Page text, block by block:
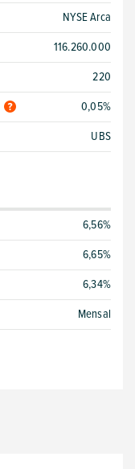
NYSE Arca
116.260.000
220
0,05%
UBS
6,56%
6,65%
6,34%
Mensal